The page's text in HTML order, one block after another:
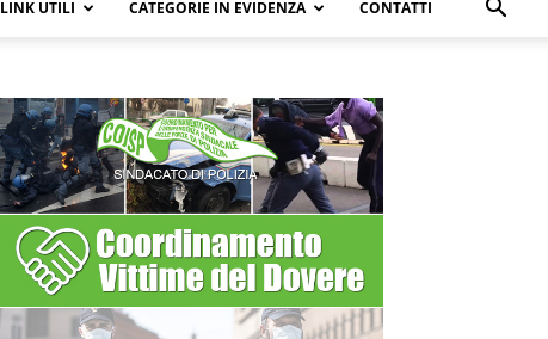
LINK UTILI CATEGORIE IN EVIDENZA CONTATTI